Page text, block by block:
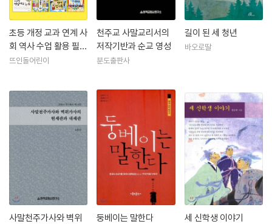
초등 개정 교과 연계 사
회 역사 수업 활용 필독
서 세트
뜨인돌어린이
천주교 사말교리서의
저작기반과 순교 영성
분도출판사
길이 된 세 청년
바오로딸
사말천주가사와 벽위
둥베이는 말한다 세 신학생 이야기